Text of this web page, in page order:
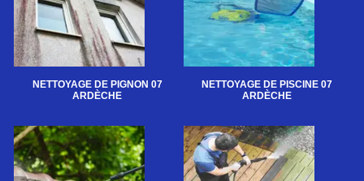
NETTOYAGE DE PIGNON 07
ARDÈCHE
NETTOYAGE DE PISCINE 07
ARDÈCHE